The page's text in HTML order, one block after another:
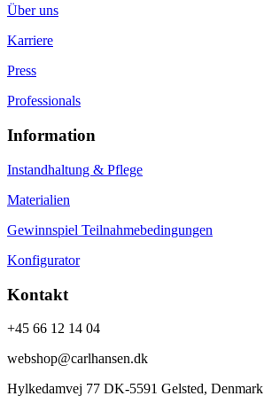
Über uns
Karriere
Press
Professionals
Information
Instandhaltung & Pflege
Materialien
Gewinnspiel Teilnahmebedingungen
Konfigurator
Kontakt
+45 66 12 14 04
webshop@carlhansen.dk
Hylkedamvej 77 DK-5591 Gelsted, Denmark